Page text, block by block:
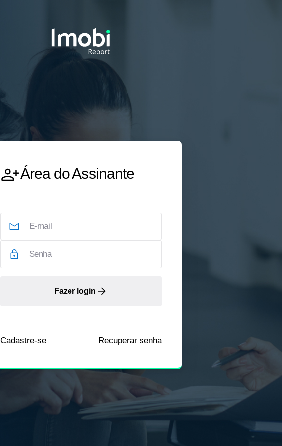
Área do Assinante
Fazer login
Cadastre-se Recuperar senha